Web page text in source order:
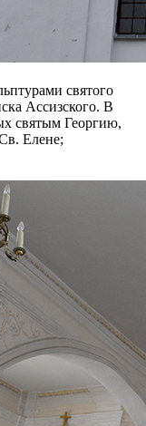
святого
Ассизского. В
святым Георгию,
Елене;